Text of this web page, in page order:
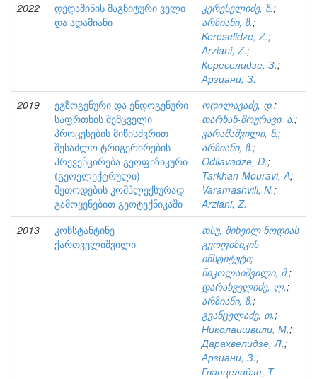
2022
დედამიწის მაგნიტური ველი
და ადამიანი
კერესელიძე, ზ.;
არზიანი, ზ.;
Kereselidze, Z.;
Arziani, Z.;
Кереселидзе, З.;
Арзиани, З.
2019
ეგზოგენური და ენდოგენური
საფრთხის შემცველი
პროცესების მიწისძვრით
შესაძლო ტრიგერირების
პრევენცირება გეოფიზიკური
(გეოელექტრული)
მეთოდების კომპლექსურად
გამოყენებით გეოტექნიკაში
ოდილავაძე, დ.;
თარხან-მოურავი, ა.;
ვარამაშვილი, ნ.;
არზიანი, ზ.;
Odilavadze, D.;
Tarkhan-Mouravi, A;
Varamashvili, N.;
Arziani, Z.
2013
კონსტანტინე
ქართველიშვილი
თსუ, მიხეილ ნოდიას
გეოფიზიკის
ინსტიტუტი;
ნიკოლაიშვილი, მ.;
დარახველიძე, ლ.;
არზიანი, ზ.;
გვანცელაძე, თ.;
Николаишвили, М.;
Дарахвелидзе, Л.;
Арзиани, З.;
Гванцеладзе, Т.